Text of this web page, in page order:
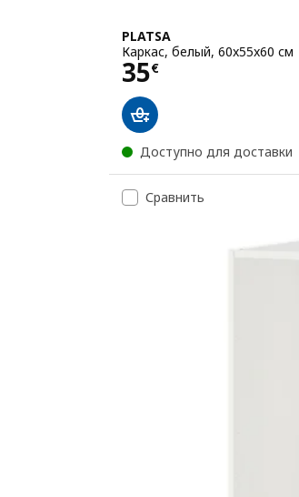
PLATSA
Каркас, белый, 60x55x60 см
35€
Цена 35€
Доступно для доставки
Сравнить